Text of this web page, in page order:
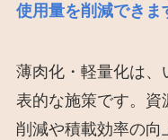
使用量を削減できま
薄肉化・軽量化は
表的な施策です。
削減や積載効率の向